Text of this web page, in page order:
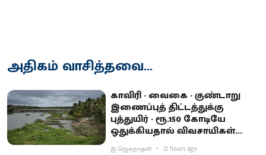
அதிகம் வாசித்தவை...
காவிரி - வைகை - குண்டாறு
இணைப்புத் திட்டத்துக்கு
புத்துயிர் - ரூ.150 கோடியே
ஒதுக்கியதால் விவசாயிகள்
ஏமாற்றம்
இ.ஜெகநாதன் 22 hours ago